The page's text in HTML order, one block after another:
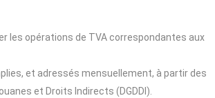
les opérations de TVA correspondantes aux
et adressés mensuellement, à partir des
et Droits Indirects (DGDDI).